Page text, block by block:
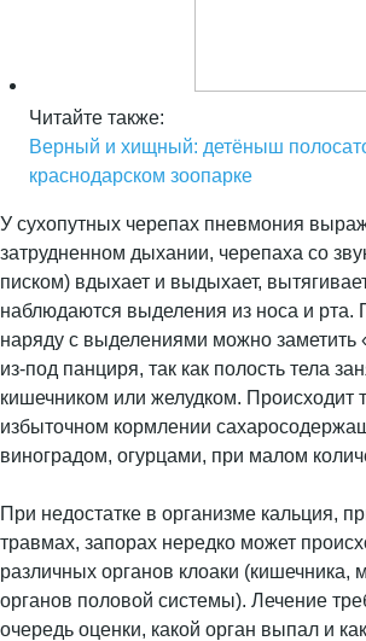
Читайте также:
Верный и хищный: детёныш
краснодарском зоопарке
У сухопутных черепах пневмония
затрудненном дыхании, черепаха со
писком) вдыхает и выдыхает,
наблюдаются выделения из носа и рта.
наряду с выделениями можно заметить
из-под панциря, так как полость тела
кишечником или желудком. Происходит
избыточном кормлении
виноградом, огурцами, при малом
При недостатке в организме кальция,
травмах, запорах нередко может
различных органов клоаки (кишечника,
органов половой системы). Лечение
очередь оценки, какой орган выпал и